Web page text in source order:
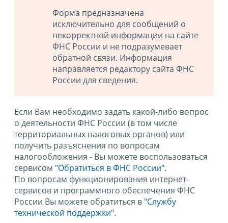
Форма предназначена
исключительно для сообщений о
некорректной информации на сайте
ФНС России и не подразумевает
обратной связи. Информация
направляется редактору сайта ФНС
России для сведения.
Если Вам необходимо задать какой-либо вопрос
о деятельности ФНС России (в том числе
территориальных налоговых органов) или
получить разъяснения по вопросам
налогообложения - Вы можете воспользоваться
сервисом "Обратиться в ФНС России".
По вопросам функционирования интернет-
сервисов и программного обеспечения ФНС
России Вы можете обратиться в "Службу
технической поддержки".